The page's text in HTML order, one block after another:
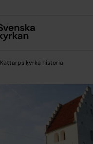
Kattarps kyrka historia